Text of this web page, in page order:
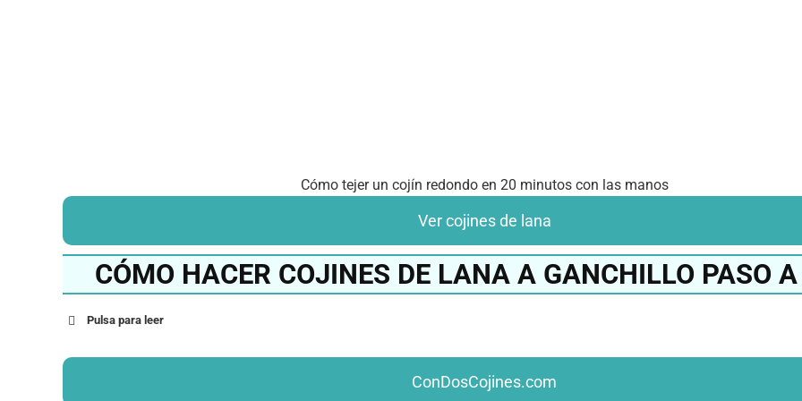
Cómo tejer un cojín redondo en 20 minutos con las manos
Ver cojines de lana
CÓMO HACER COJINES DE LANA A GANCHILLO PASO
Pulsa para leer
ConDosCojines.com